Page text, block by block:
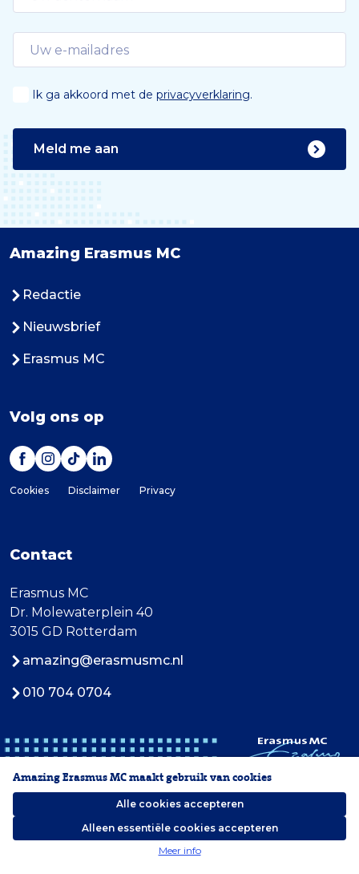
Ik ga akkoord met de privacyverklaring.
Meld me aan
Amazing Erasmus MC
Redactie
Nieuwsbrief
Erasmus MC
Volg ons op
Cookies Disclaimer Privacy
Contact
Erasmus MC
Dr. Molewaterplein 40
3015 GD Rotterdam
amazing@erasmusmc.nl
010 704 0704
2026 Erasmus MC
Amazing Erasmus MC maakt gebruik van cookies
Alle cookies accepteren
Alleen essentiële cookies accepteren
Meer info